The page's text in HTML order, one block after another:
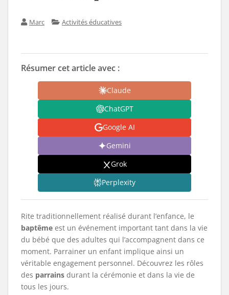
Marc Activités éducatives
Résumer cet article avec :
Claude
ChatGPT
Google AI
Gemini
Grok
Perplexity
Rite traditionnellement réalisé durant l’enfance, le
baptême est un événement important tant dans la vie
du bébé que des adultes qui l’accompagnent dans ce
moment. Parrainer un enfant implique ainsi un
véritable engagement personnel. Découvrez les rôles
des parrains durant la cérémonie et dans la vie de
tous les jours.